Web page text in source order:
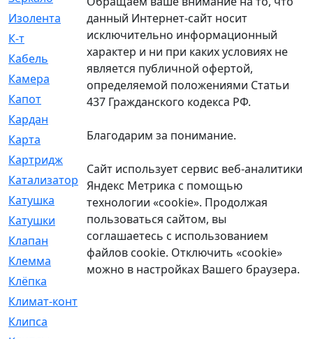
Изолента
[1]
К-т
[13]
Кабель
[50]
Камера
[4]
Капот
[144]
Кардан
Карта
[2]
Картридж
Катализатор
[1]
Катушка
[2]
Катушки
[291]
Клапан
[375]
Клемма
[5]
Клёпка
Климат-контроль
Клипса
данный Интернет-сайт носит
исключительно информационный
характер и ни при каких условиях не
является публичной офертой,
определяемой положениями Статьи
437 Гражданского кодекса РФ.
Благодарим за понимание.
Сайт использует сервис веб-аналитики
Яндекс Метрика с помощью
технологии «cookie». Продолжая
пользоваться сайтом, вы
соглашаетесь с использованием
файлов cookie. Отключить «cookie»
можно в настройках Вашего браузера.